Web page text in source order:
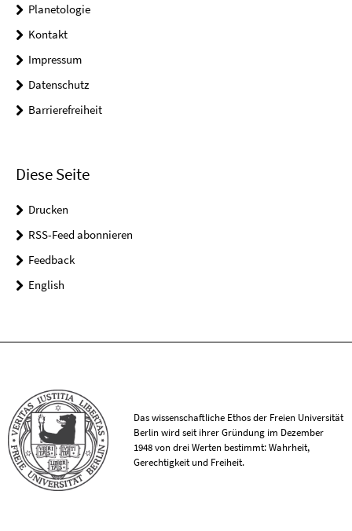
Planetologie
Kontakt
Impressum
Datenschutz
Barrierefreiheit
Diese Seite
Drucken
RSS-Feed abonnieren
Feedback
English
Das wissenschaftliche Ethos der Freien Universität
Berlin wird seit ihrer Gründung im Dezember
1948 von drei Werten bestimmt: Wahrheit,
Gerechtigkeit und Freiheit.